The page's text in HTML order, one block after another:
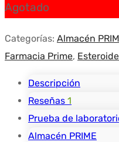
Agotado
Categorías: Almacén
Farmacia Prime,
Descripción
Reseñas 1
Prueba de
Almacén PRIME